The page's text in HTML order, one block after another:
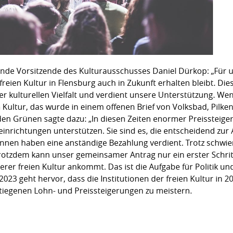
Vorsitzende des Kulturausschusses Daniel Dürkop: „Für
Kultur in Flensburg auch in Zukunft erhalten bleibt.
kulturellen Vielfalt und verdient unsere Unterstützung.
das wurde in einem offenen Brief von Volksbad,
Grünen sagte dazu: „In diesen Zeiten enormer
unterstützen. Sie sind es, die entscheidend
haben eine anständige Bezahlung verdient. Trotz
kann unser gemeinsamer Antrag nur ein erster
freien Kultur ankommt. Das ist die Aufgabe für Politik
geht hervor, dass die Institutionen der freien Kultur in
Lohn- und Preissteigerungen zu meistern.